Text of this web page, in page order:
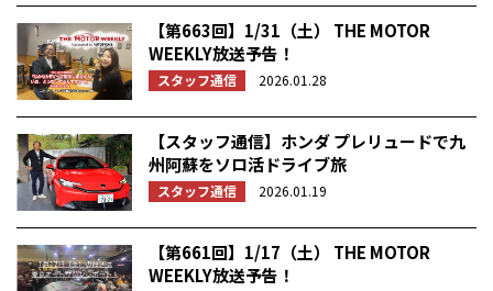
【第663回】1/31（土） THE MOTOR
WEEKLY放送予告！
スタッフ通信 2026.01.28
【スタッフ通信】ホンダ プレリュードで九
州阿蘇をソロ活ドライブ旅
スタッフ通信 2026.01.19
【第661回】1/17（土） THE MOTOR
WEEKLY放送予告！